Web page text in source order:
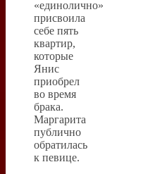
«единолично»
присвоила
себе пять
квартир,
которые
Янис
приобрел
во время
брака.
Маргарита
публично
обратилась
к певице.